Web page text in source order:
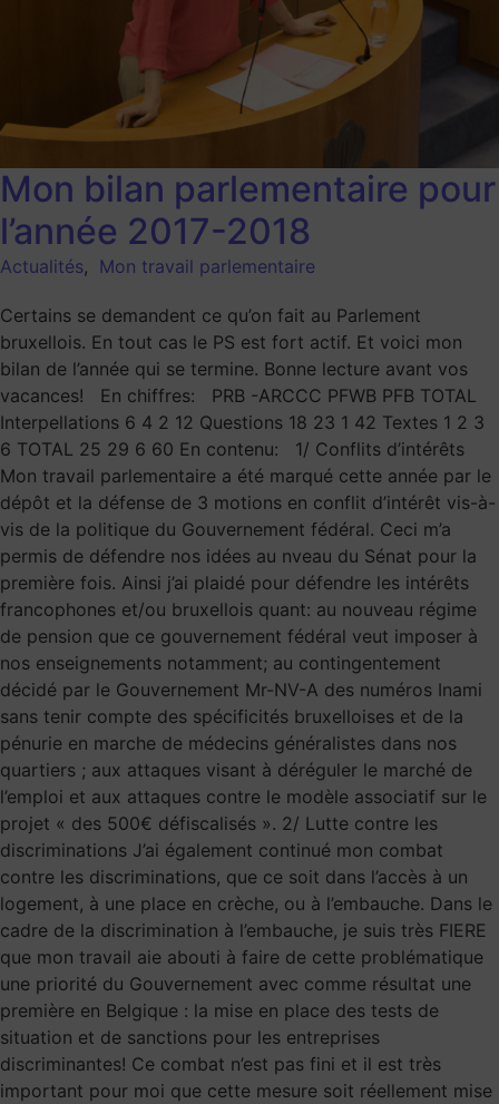
Mon bilan parlementaire pour
l’année 2017-2018
Actualités, Mon travail parlementaire
Certains se demandent ce qu’on fait au Parlement
bruxellois. En tout cas le PS est fort actif. Et voici mon
bilan de l’année qui se termine. Bonne lecture avant vos
vacances! En chiffres: PRB -ARCCC PFWB PFB TOTAL
Interpellations 6 4 2 12 Questions 18 23 1 42 Textes 1 2 3
6 TOTAL 25 29 6 60 En contenu: 1/ Conflits d’intérêts
Mon travail parlementaire a été marqué cette année par le
dépôt et la défense de 3 motions en conflit d’intérêt vis-à-
vis de la politique du Gouvernement fédéral. Ceci m’a
permis de défendre nos idées au nveau du Sénat pour la
première fois. Ainsi j’ai plaidé pour défendre les intérêts
francophones et/ou bruxellois quant: au nouveau régime
de pension que ce gouvernement fédéral veut imposer à
nos enseignements notamment; au contingentement
décidé par le Gouvernement Mr-NV-A des numéros Inami
sans tenir compte des spécificités bruxelloises et de la
pénurie en marche de médecins généralistes dans nos
quartiers ; aux attaques visant à déréguler le marché de
l’emploi et aux attaques contre le modèle associatif sur le
projet « des 500€ défiscalisés ». 2/ Lutte contre les
discriminations J’ai également continué mon combat
contre les discriminations, que ce soit dans l’accès à un
logement, à une place en crèche, ou à l’embauche. Dans le
cadre de la discrimination à l’embauche, je suis très FIERE
que mon travail aie abouti à faire de cette problématique
une priorité du Gouvernement avec comme résultat une
première en Belgique : la mise en place des tests de
situation et de sanctions pour les entreprises
discriminantes! Ce combat n’est pas fini et il est très
important pour moi que cette mesure soit réellement mise